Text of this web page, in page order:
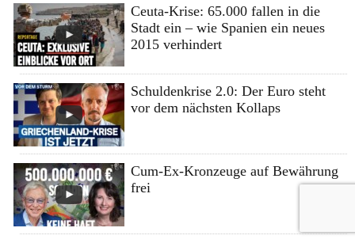
Ceuta-Krise: 65.000 fallen in die
Stadt ein – wie Spanien ein neues
2015 verhindert
Schuldenkrise 2.0: Der Euro steht
vor dem nächsten Kollaps
Cum-Ex-Kronzeuge auf Bewährung
frei